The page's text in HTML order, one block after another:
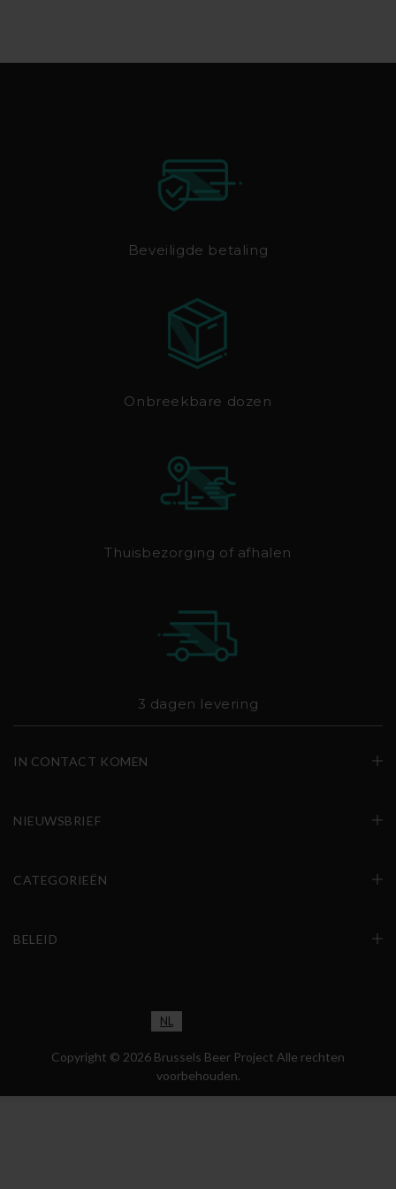
Beveiligde betaling
Onbreekbare dozen
Thuisbezorging of afhalen
3 dagen levering
IN CONTACT KOMEN
NIEUWSBRIEF
CATEGORIEËN
BELEID
NL
Copyright © 2026 Brussels Beer Project Alle rechten
voorbehouden.